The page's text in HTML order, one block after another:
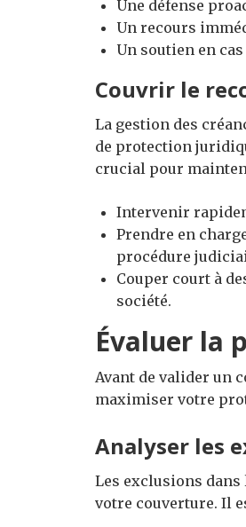
Une défense
Un recours
Un soutien en
Couvrir le
La gestion des
de protection
crucial pour
Intervenir
Prendre en
procédure
Couper court à
société.
Évaluer la
Avant de valider un
maximiser votre
Analyser les
Les exclusions
votre couverture. Il